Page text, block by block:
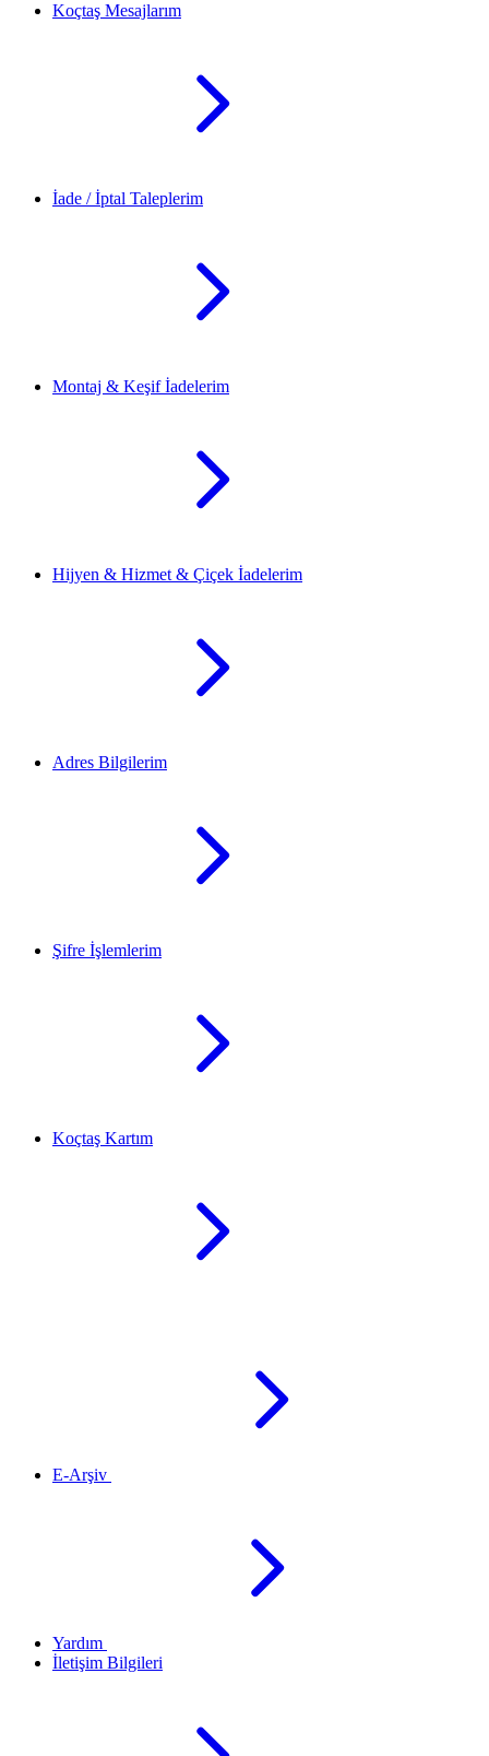
Koçtaş Mesajlarım
İade / İptal Taleplerim
Montaj & Keşif İadelerim
Hijyen & Hizmet & Çiçek İadelerim
Adres Bilgilerim
Şifre İşlemlerim
Koçtaş Kartım
E-Arşiv
Yardım
İletişim Bilgileri